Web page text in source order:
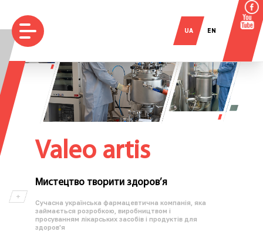
UA EN
Valeo artis
Мистецтво творити здоров’я
Сучасна українська фармацевтична компанія, яка
займається розробкою, виробництвом і
просуванням лікарських засобів і продуктів для
здоров'я